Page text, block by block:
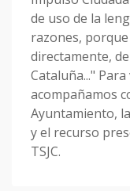
de uso de la
razones,
directamente,
Cataluña..."
acompañamos
Ayuntamiento,
y el recurso
TSJC.